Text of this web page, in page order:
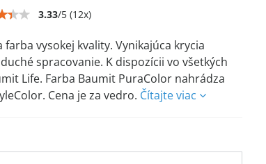
3.33/5 (12x)
vysokej kvality. Vynikajúca krycia
spracovanie. K dispozícii vo všetkých
Life. Farba Baumit PuraColor nahrádza
Cena je za vedro. Čítajte viac